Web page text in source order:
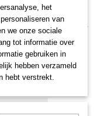
het
van
we onze sociale
tot informatie over
gebruiken in
hebben verzameld
hebt verstrekt.